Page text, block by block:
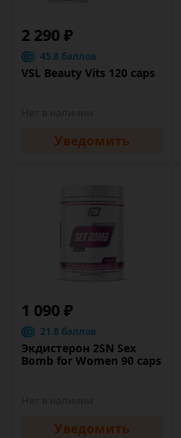
2 290 ₽
45.8 баллов
VSL Beauty Vits 120 caps
Уведомить
1 090 ₽
21.8 баллов
Экдистерон 2SN Sex
Bomb for Women 90 caps
Уведомить